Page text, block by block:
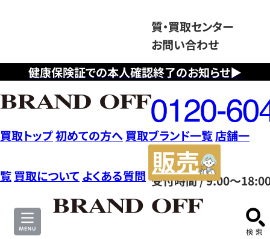
健康保険証での本人確認終了のお知らせ▶
質・買取センター
お問い合わせ
フ
リ
ー
ダ
イ
ヤ
ル
0120604117
受付時間 / 9:00～
買取トップ初めての方へ 買取ブランド一覧店舗一
覧 買取について よくある質問
サ